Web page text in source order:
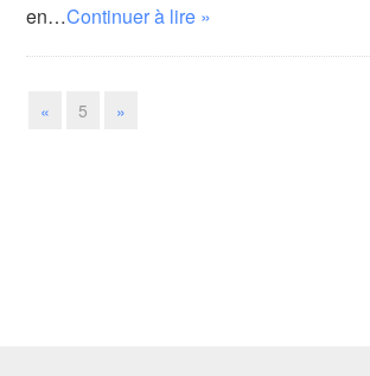
en…Continuer à lire »
« 5 »